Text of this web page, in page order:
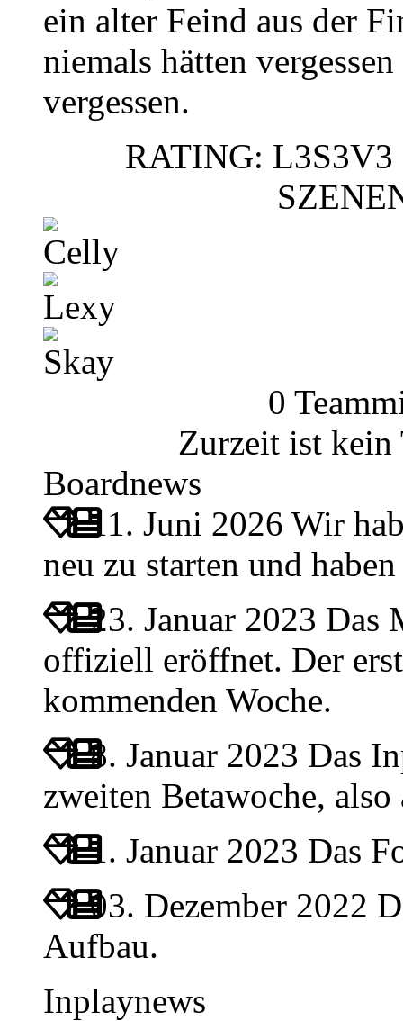
ein alter Feind aus der
niemals hätten
vergessen.
RATING:
Celly
Lexy
Skay
0
Zurzeit ist
Boardnews
11. Juni 2026 Wir
neu zu starten und
23. Januar 2023 Das
offiziell eröffnet. Der
kommenden Woche.
8. Januar 2023 Das
zweiten Betawoche, also
1. Januar 2023 Das
03. Dezember 2022
Aufbau.
Inplaynews